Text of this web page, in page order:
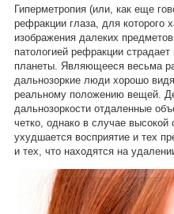
Гиперметропия (или, как еще
рефракции глаза, для которого
изображения далеких
патологией рефракции
планеты. Являющееся весьма
дальнозоркие люди хорошо
реальному положению вещей.
дальнозоркости отдаленные
четко, однако в случае высокой
ухудшается восприятие и тех
и тех, что находятся на